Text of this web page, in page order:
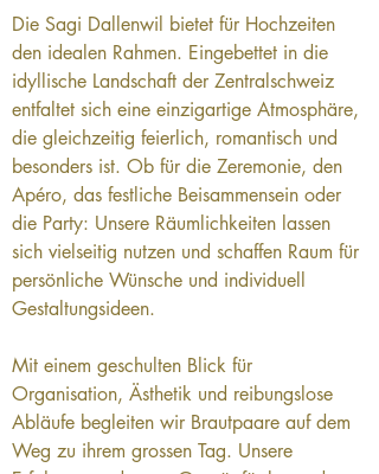
Die Sagi Dallenwil bietet für Hochzeiten
den idealen Rahmen. Eingebettet in die
idyllische Landschaft der Zentralschweiz
entfaltet sich eine einzigartige Atmosphäre,
die gleichzeitig feierlich, romantisch und
besonders ist. Ob für die Zeremonie, den
Apéro, das festliche Beisammensein oder
die Party: Unsere Räumlichkeiten lassen
sich vielseitig nutzen und schaffen Raum für
persönliche Wünsche und individuell
Gestaltungsideen.
Mit einem geschulten Blick für
Organisation, Ästhetik und reibungslose
Abläufe begleiten wir Brautpaare auf dem
Weg zu ihrem grossen Tag. Unsere